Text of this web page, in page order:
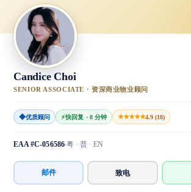
Candice Choi
SENIOR ASSOCIATE · 资深商业物业顾问
◆优质顾问 ⚡快回复 · 8 分钟 ★★★★★4.9 (18)
EAA #C-056586 粤 · 普 · EN
邮件 致电